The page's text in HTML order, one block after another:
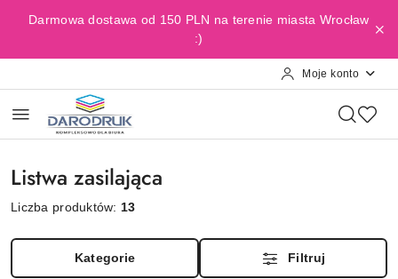
Przejdź do treści głównej
Przejdź do wyszukiwarki
Przejdź do moje konto
Przejdź do menu głównego
Przejdź do stopki
Darmowa dostawa od 150 PLN na terenie miasta Wrocław
:)
Moje konto
Listwa zasilająca
Liczba produktów: 13
Kategorie Filtruj